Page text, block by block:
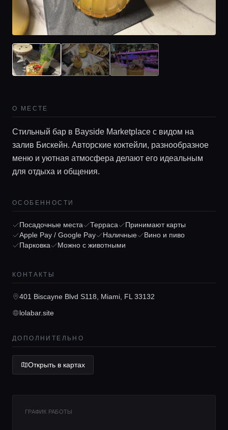
Главная
Локации
Консьерж сервис
Lifestyle журнал
О МЕСТЕ
Стильный бар в Bayside Marketplace с видом на
залив Бискейн. Авторские коктейли, разнообразное
меню и уютная атмосфера делают его идеальным
для отдыха и общения.
ОСОБЕННОСТИ
Посадочные места Терраса
Принимают карты
Apple Pay / Google Pay
Наличные
Вино и пиво
Парковка
Можно с животными
КОНТАКТЫ
401 Biscayne Blvd S118, Miami, FL 33132
lolabar.site
ДОПОЛНИТЕЛЬНО
Открыть в картах
ГРАФИК РАБОТЫ